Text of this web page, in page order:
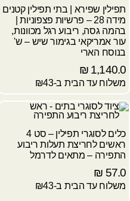
תפילין שפירא | בתי תפילין קטנים
מידה 28 – פרשיות פצפוניות |
בהמה גסה, ריבוע רגל מכוונות,
עור אמריקאי בגימור שיש – ש'
בנוסח הארי
1,140.0
₪
משלוח עד הבית ב-₪43
כלים לסוגרי תפילין – סט 4
ראשים לחריצת תעלות ריבוע
התפירה – מתאים לדרמל
57.0
₪
משלוח עד הבית ב-₪43